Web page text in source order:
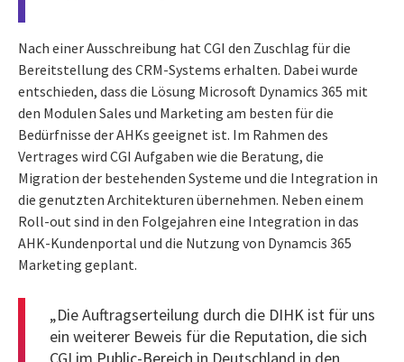
Nach einer Ausschreibung hat CGI den Zuschlag für die
Bereitstellung des CRM-Systems erhalten. Dabei wurde
entschieden, dass die Lösung Microsoft Dynamics 365 mit
den Modulen Sales und Marketing am besten für die
Bedürfnisse der AHKs geeignet ist. Im Rahmen des
Vertrages wird CGI Aufgaben wie die Beratung, die
Migration der bestehenden Systeme und die Integration in
die genutzten Architekturen übernehmen. Neben einem
Roll-out sind in den Folgejahren eine Integration in das
AHK-Kundenportal und die Nutzung von Dynamcis 365
Marketing geplant.
„Die Auftragserteilung durch die DIHK ist für uns
ein weiterer Beweis für die Reputation, die sich